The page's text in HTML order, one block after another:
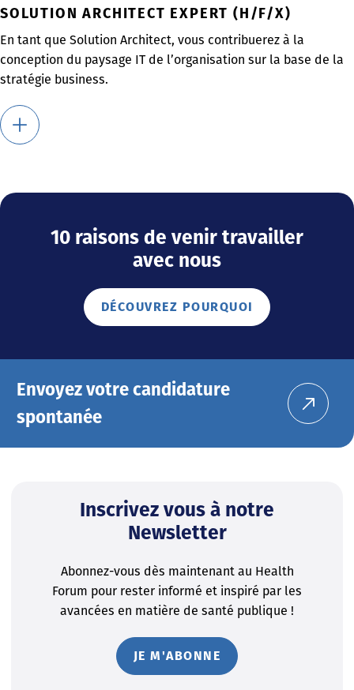
SOLUTION ARCHITECT EXPERT (H/F/X)
En tant que Solution Architect, vous contribuerez à la
conception du paysage IT de l’organisation sur la base de la
stratégie business.
10 raisons de venir travailler
avec nous
DÉCOUVREZ POURQUOI
Envoyez votre candidature
spontanée
Inscrivez vous à notre
Newsletter
Abonnez-vous dès maintenant au Health
Forum pour rester informé et inspiré par les
avancées en matière de santé publique !
JE M'ABONNE